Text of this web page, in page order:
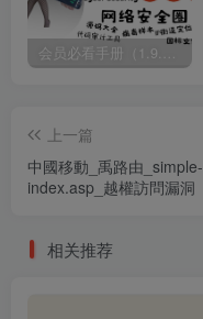
会员必看手册（1.9.0版本 26.4.5更新）
上一篇
中國移動_禹路由_simple-
index.asp_越權訪問漏洞
相关推荐